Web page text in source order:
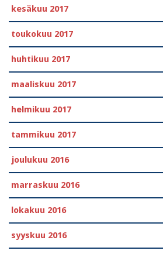
kesäkuu 2017
toukokuu 2017
huhtikuu 2017
maaliskuu 2017
helmikuu 2017
tammikuu 2017
joulukuu 2016
marraskuu 2016
lokakuu 2016
syyskuu 2016